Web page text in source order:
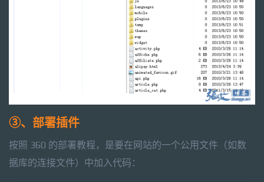
③、部署插件
按照 360 的部署教程，是要在网站的一个公用文件（如数
据库的连接文件）中加入代码：